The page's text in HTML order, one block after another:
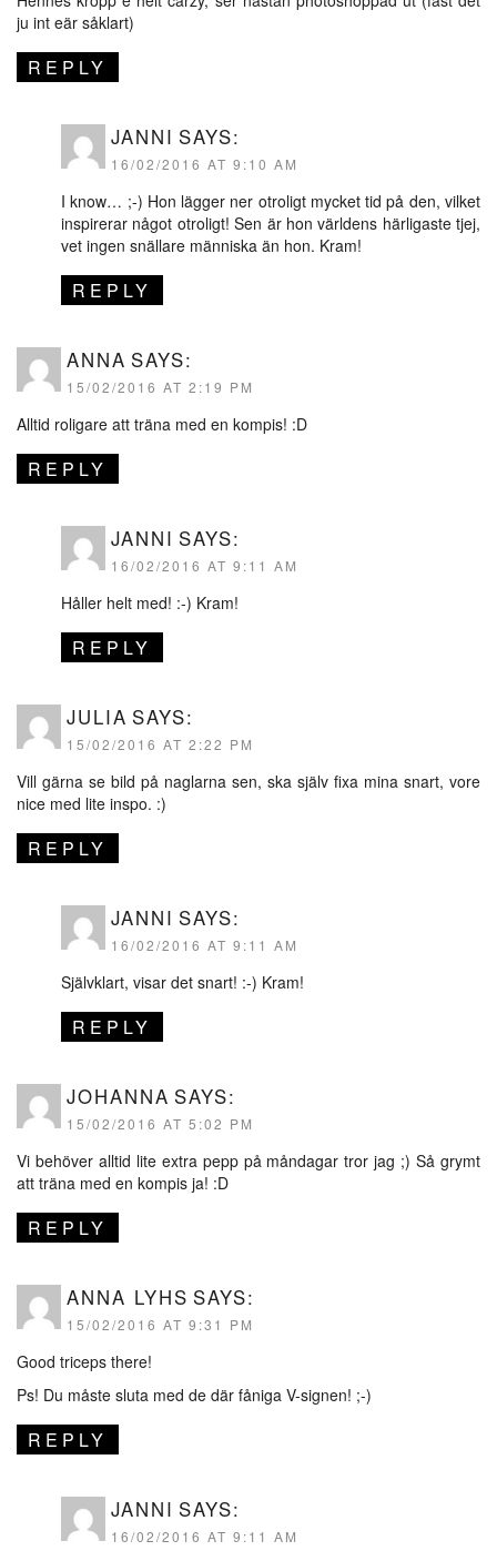
ju int eär såklart)
REPLY
JANNI SAYS:
16/02/2016 AT 9:10 AM
I know… ;-) Hon lägger ner otroligt mycket tid på den, vilket
inspirerar något otroligt! Sen är hon världens härligaste tjej,
vet ingen snällare människa än hon. Kram!
REPLY
ANNA SAYS:
15/02/2016 AT 2:19 PM
Alltid roligare att träna med en kompis! :D
REPLY
JANNI SAYS:
16/02/2016 AT 9:11 AM
Håller helt med! :-) Kram!
REPLY
JULIA SAYS:
15/02/2016 AT 2:22 PM
Vill gärna se bild på naglarna sen, ska själv fixa mina snart, vore
nice med lite inspo. :)
REPLY
JANNI SAYS:
16/02/2016 AT 9:11 AM
Självklart, visar det snart! :-) Kram!
REPLY
JOHANNA SAYS:
15/02/2016 AT 5:02 PM
Vi behöver alltid lite extra pepp på måndagar tror jag ;) Så grymt
att träna med en kompis ja! :D
REPLY
ANNA LYHS SAYS:
15/02/2016 AT 9:31 PM
Good triceps there!
Ps! Du måste sluta med de där fåniga V-signen! ;-)
REPLY
JANNI SAYS:
16/02/2016 AT 9:11 AM